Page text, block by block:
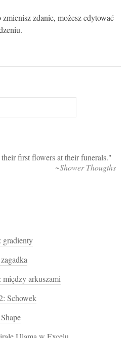
zdanie, możesz edytować
first flowers at their funerals.
~Shower Thougths
gradienty
arkuszami
Schowek